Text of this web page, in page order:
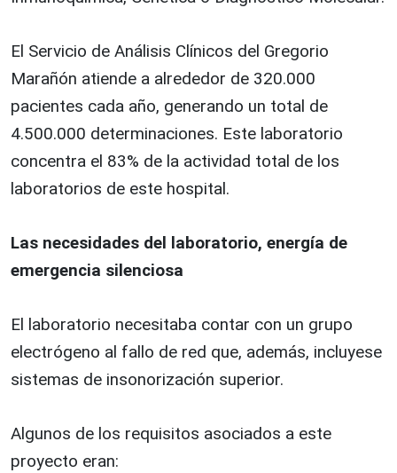
El Servicio de Análisis Clínicos del Gregorio
Marañón atiende a alrededor de 320.000
pacientes cada año, generando un total de
4.500.000 determinaciones. Este laboratorio
concentra el 83% de la actividad total de los
laboratorios de este hospital.
Las necesidades del laboratorio, energía de
emergencia silenciosa
El laboratorio necesitaba contar con un grupo
electrógeno al fallo de red que, además, incluyese
sistemas de insonorización superior.
Algunos de los requisitos asociados a este
proyecto eran: